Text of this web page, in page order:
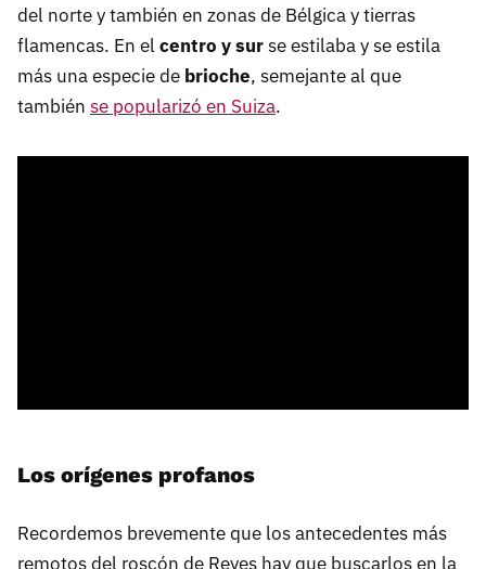
del norte y también en zonas de Bélgica y tierras
flamencas. En el centro y surse estilaba y se estila
más una especie de brioche, semejante al que
también se popularizó en Suiza.
Los orígenes profanos
Recordemos brevemente que los antecedentes más
remotos del roscón de Reyes hay que buscarlos en la